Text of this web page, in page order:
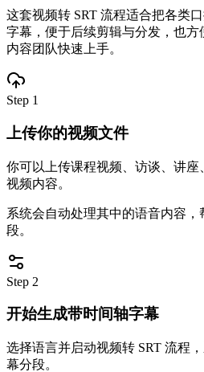
这套视频转 SRT 流程适合把各类
字幕，便于后续剪辑与分发，也方
内容团队快速上手。
Step 1
上传你的视频文件
你可以上传课程视频、访谈、讲
视频内容。
系统会自动处理其中的语音内容
段。
Step 2
开始生成带时间轴字幕
选择语言并启动视频转 SRT 流程
幕分段。